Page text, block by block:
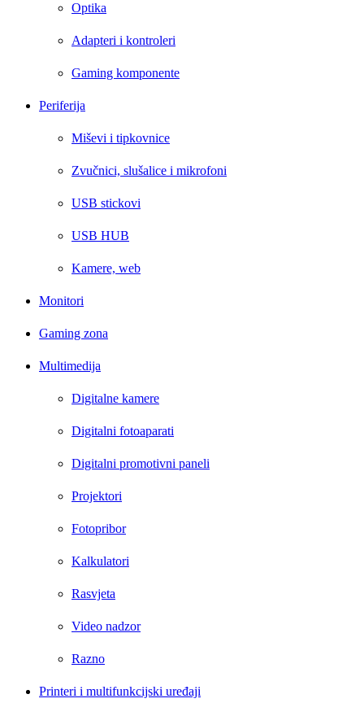
Optika
Adapteri i kontroleri
Gaming komponente
Periferija
Miševi i tipkovnice
Zvučnici, slušalice i mikrofoni
USB stickovi
USB HUB
Kamere, web
Monitori
Gaming zona
Multimedija
Digitalne kamere
Digitalni fotoaparati
Digitalni promotivni paneli
Projektori
Fotopribor
Kalkulatori
Rasvjeta
Video nadzor
Razno
Printeri i multifunkcijski uređaji